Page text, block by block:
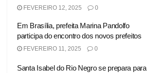
FEVEREIRO 12, 2025 0
Em Brasília, prefeita Marina Pandolfo
participa do encontro dos novos prefeitos
FEVEREIRO 11, 2025 0
Santa Isabel do Rio Negro se prepara para